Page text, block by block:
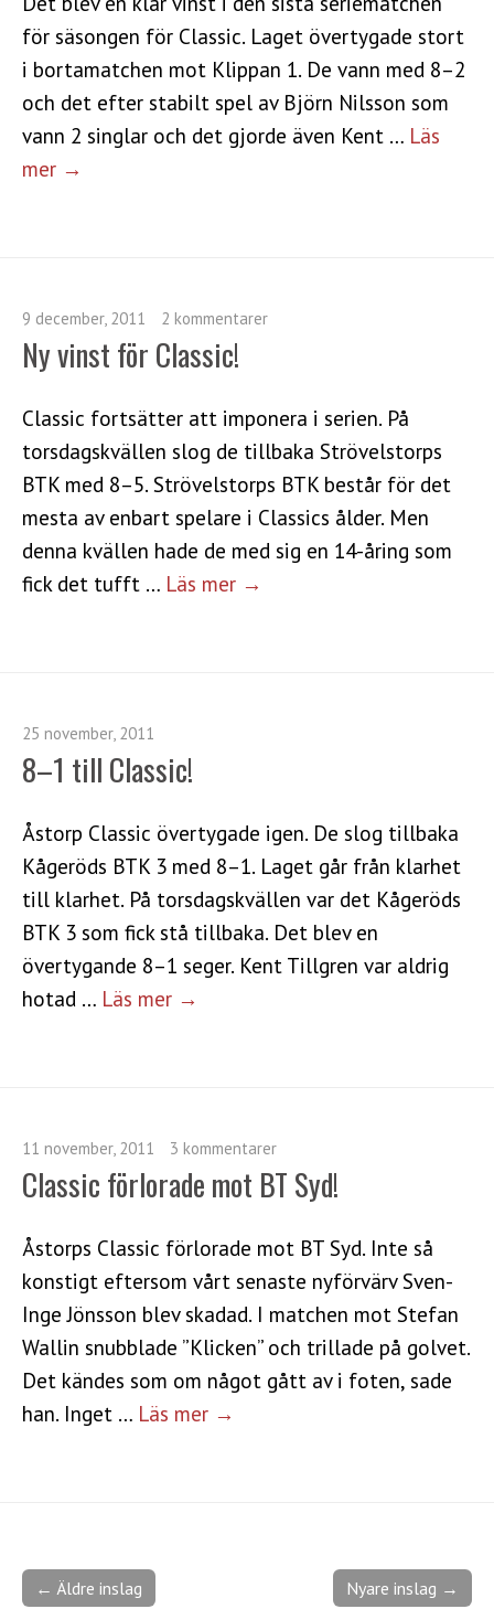
för säsongen för Classic. Laget övertygade stort
i bortamatchen mot Klippan 1. De vann med 8–2
och det efter stabilt spel av Björn Nilsson som
vann 2 singlar och det gjorde även Kent … Läs
mer →
9 december, 2011 2 kommentarer
Ny vinst för Classic!
Classic fortsätter att imponera i serien. På
torsdagskvällen slog de tillbaka Strövelstorps
BTK med 8–5. Strövelstorps BTK består för det
mesta av enbart spelare i Classics ålder. Men
denna kvällen hade de med sig en 14-åring som
fick det tufft … Läs mer →
25 november, 2011
8–1 till Classic!
Åstorp Classic övertygade igen. De slog tillbaka
Kågeröds BTK 3 med 8–1. Laget går från klarhet
till klarhet. På torsdagskvällen var det Kågeröds
BTK 3 som fick stå tillbaka. Det blev en
övertygande 8–1 seger. Kent Tillgren var aldrig
hotad … Läs mer →
11 november, 2011 3 kommentarer
Classic förlorade mot BT Syd!
Åstorps Classic förlorade mot BT Syd. Inte så
konstigt eftersom vårt senaste nyförvärv Sven-
Inge Jönsson blev skadad. I matchen mot Stefan
Wallin snubblade ”Klicken” och trillade på golvet.
Det kändes som om något gått av i foten, sade
han. Inget … Läs mer →
← Äldre inslag Nyare inslag →